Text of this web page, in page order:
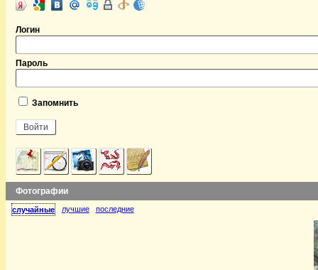
Логин
Пароль
Запомнить
Фотографии
случайные лучшие последние